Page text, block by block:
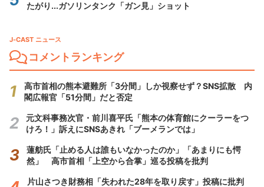
たがり...ガソリンタンク「ガン見」ショット
J-CAST ニュース
コメントランキング
高市首相の熊本避難所「3分間」しか視察せず？SNS拡散 内
閣広報官「51分間」だと否定
元文科事務次官・前川喜平氏「熊本の体育館にクーラーをつ
けろ！」訴えにSNSあきれ「ブーメランでは」
蓮舫氏「止める人は誰もいなかったのか」「あまりにも愕
然」 高市首相「上空から合掌」巡る投稿を批判
片山さつき財務相「失われた28年を取り戻す」投稿に批判